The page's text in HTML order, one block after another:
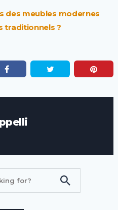
des meubles modernes
traditionnels ?